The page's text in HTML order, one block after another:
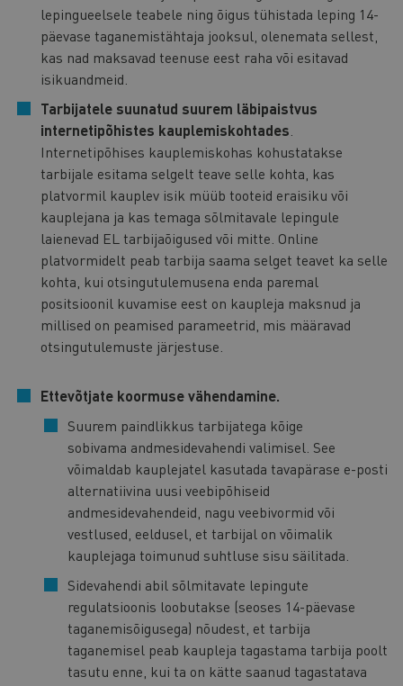
lepingueelsele teabele ning õigus tühistada leping 14-
päevase taganemistähtaja jooksul, olenemata sellest,
kas nad maksavad teenuse eest raha või esitavad
isikuandmeid.
Tarbijatele suunatud suurem läbipaistvus
internetipõhistes kauplemiskohtades.
Internetipõhises kauplemiskohas kohustatakse
tarbijale esitama selgelt teave selle kohta, kas
platvormil kauplev isik müüb tooteid eraisiku või
kauplejana ja kas temaga sõlmitavale lepingule
laienevad EL tarbijaõigused või mitte. Online
platvormidelt peab tarbija saama selget teavet ka selle
kohta, kui otsingutulemusena enda paremal
positsioonil kuvamise eest on kaupleja maksnud ja
millised on peamised parameetrid, mis määravad
otsingutulemuste järjestuse.
Ettevõtjate koormuse vähendamine.
Suurem paindlikkus tarbijatega kõige
sobivama andmesidevahendi valimisel. See
võimaldab kauplejatel kasutada tavapärase e-posti
alternatiivina uusi veebipõhiseid
andmesidevahendeid, nagu veebivormid või
vestlused, eeldusel, et tarbijal on võimalik
kauplejaga toimunud suhtluse sisu säilitada.
Sidevahendi abil sõlmitavate lepingute
regulatsioonis loobutakse (seoses 14-päevase
taganemisõigusega) nõudest, et tarbija
taganemisel peab kaupleja tagastama tarbija poolt
tasutu enne, kui ta on kätte saanud tagastatava